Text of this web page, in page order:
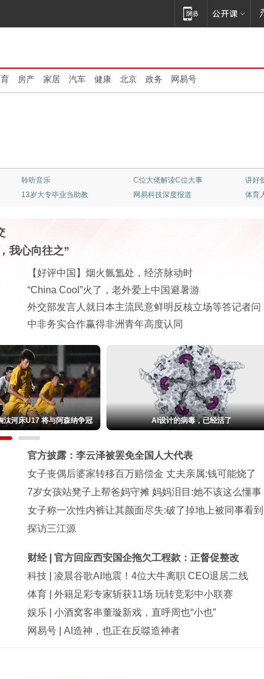
房产 家居 汽车 健康 北京 政务 网易号
聆听音乐
13岁大专毕业当助教
C位大佬解读C位大事
网易科技深度报道
讲好
体育
我心向往之”
【好评中国】烟火氤氲处，经济脉动时
“China Cool”火了，老外爱上中国避暑游
外交部发言人就日本主流民意鲜明反核立场等答记者问
中非务实合作赢得非洲青年高度认同
汰河床U17 将与阿森纳争冠 AI设计的病毒，已经活了
官方披露：李云泽被罢免全国人大代表
女子丧偶后婆家转移百万赔偿金 丈夫亲属:钱可能烧了
7岁女孩站凳子上帮爸妈守摊 妈妈泪目:她不该这么懂事
女子称一次性内裤让其颜面尽失:破了掉地上被同事看到
探访三江源
财经
官方回应西安国企拖欠工程款：正督促整改
科技
凌晨谷歌AI地震！4位大牛离职 CEO退居二线
体育
外籍足彩专家斩获11场 玩转竞彩中小联赛
娱乐
小酒窝客串董璇新戏，直呼周也“小也”
网易号
AI造神，也正在反噬造神者